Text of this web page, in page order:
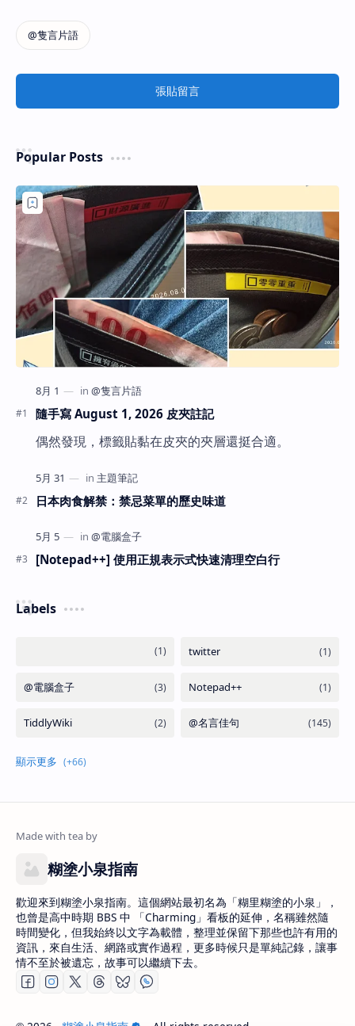
張貼留言
Popular Posts
隨手寫 August 1, 2026 皮夾註記
偶然發現，標籤貼黏在皮夾的夾層還挺合適。
日本肉食解禁：禁忌菜單的歷史味道
[Notepad++] 使用正規表示式快速清理空白行
Labels
糊塗小泉指南
歡迎來到糊塗小泉指南。這個網站最初名為「糊里糊塗的小泉」，
也曾是高中時期 BBS 中 「Charming」看板的延伸，名稱雖然隨
時間變化，但我始終以文字為載體，整理並保留下那些也許有用的
資訊，來自生活、網路或實作過程，更多時候只是單純記錄，讓事
情不至於被遺忘，故事可以繼續下去。